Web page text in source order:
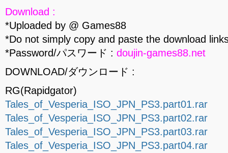
Download :
*Uploaded by @ Games88
*Do not simply copy and paste the download
*Password/パスワード : doujin-games88.net
DOWNLOAD/ダウンロード :
RG(Rapidgator)
Tales_of_Vesperia_ISO_JPN_PS3.part01.rar
Tales_of_Vesperia_ISO_JPN_PS3.part02.rar
Tales_of_Vesperia_ISO_JPN_PS3.part03.rar
Tales_of_Vesperia_ISO_JPN_PS3.part04.rar